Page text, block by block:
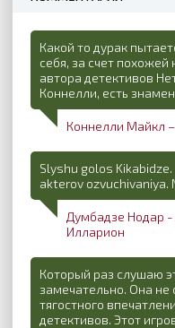
Какой то дурак
себя, за счет похожей
автора детективов
Коннелли, есть
Коннелли Майкл
Slyshu golos
akterov ozvuchivaniya.
Думбадзе Нодар -
Илларион
Который раз слушаю
замечательно. Она не
тягостного
детективов. Этот